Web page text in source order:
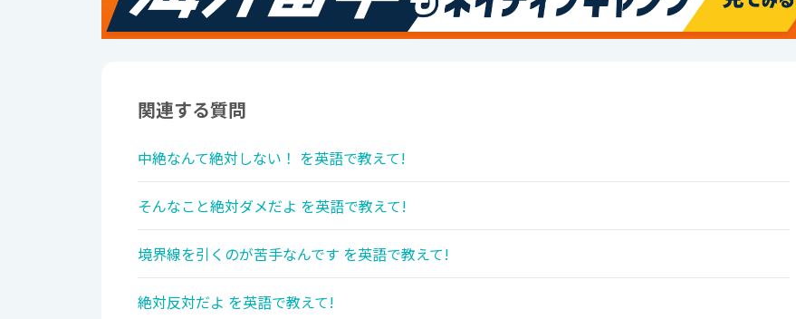
関連する質問
中絶なんて絶対しない！ を英語で教えて!
そんなこと絶対ダメだよ を英語で教えて!
境界線を引くのが苦手なんです を英語で教えて!
絶対反対だよ を英語で教えて!